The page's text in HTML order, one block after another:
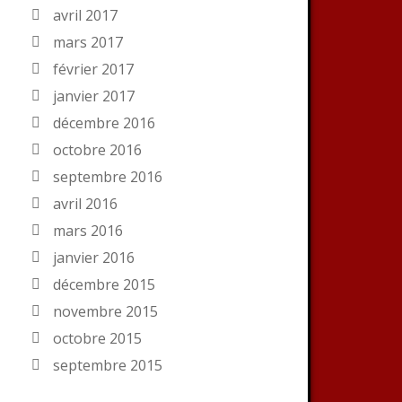
avril 2017
mars 2017
février 2017
janvier 2017
décembre 2016
octobre 2016
septembre 2016
avril 2016
mars 2016
janvier 2016
décembre 2015
novembre 2015
octobre 2015
septembre 2015